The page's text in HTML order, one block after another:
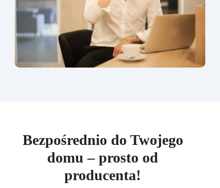
Bezpośrednio do Twojego
domu – prosto od
producenta!